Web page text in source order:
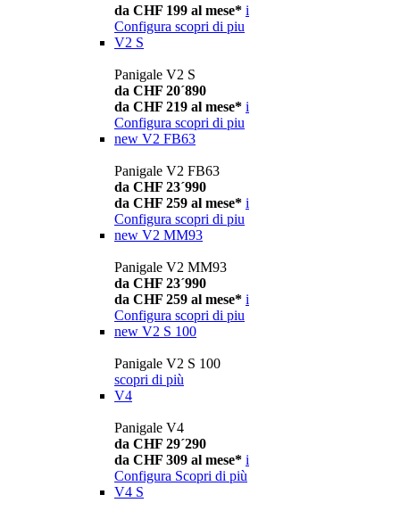
da CHF 199 al mese* i
Configura scopri di piu
V2 S
Panigale V2 S
da CHF 20´890
da CHF 219 al mese* i
Configura scopri di piu
new V2 FB63
Panigale V2 FB63
da CHF 23´990
da CHF 259 al mese* i
Configura scopri di piu
new V2 MM93
Panigale V2 MM93
da CHF 23´990
da CHF 259 al mese* i
Configura scopri di piu
new V2 S 100
Panigale V2 S 100
scopri di più
V4
Panigale V4
da CHF 29´290
da CHF 309 al mese* i
Configura Scopri di più
V4 S